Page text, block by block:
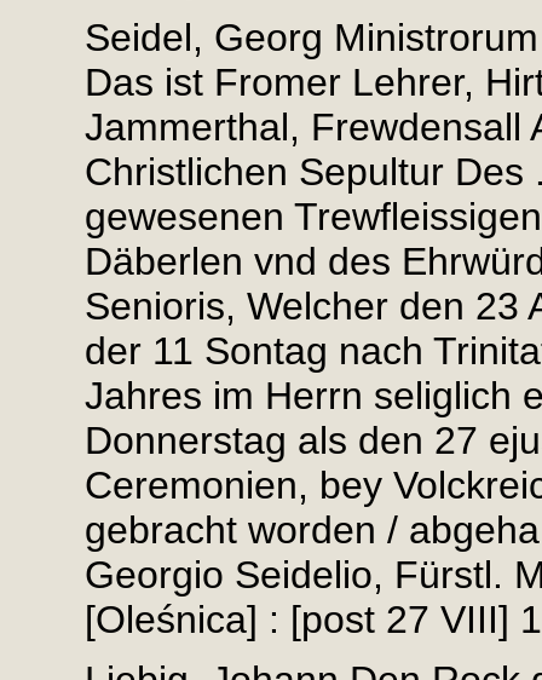
Seidel, Georg
Das ist Fromer Lehrer,
Jammerthal, Frewdensall
Christlichen Sepultur
gewesenen
Däberlen vnd des
Senioris, Welcher den 23
der 11 Sontag nach
Jahres im Herrn seliglich
Donnerstag als den 27
Ceremonien, bey
gebracht worden /
Georgio Seidelio, Fürstl.
[Oleśnica] : [post 27 VIII]